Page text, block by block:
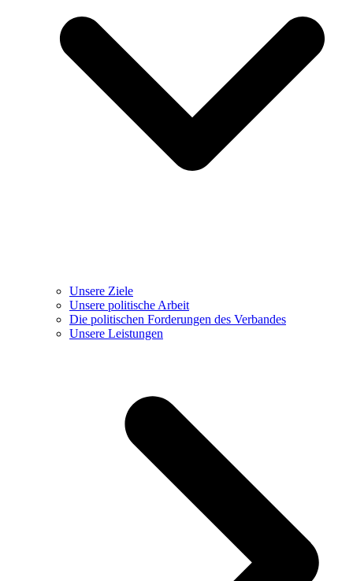
Unsere Ziele
Unsere politische Arbeit
Die politischen Forderungen des Verbandes
Unsere Leistungen